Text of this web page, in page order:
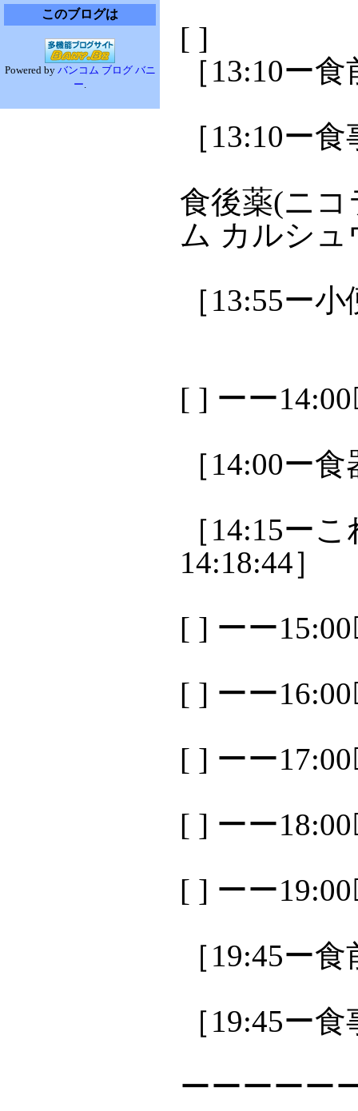
このブログは
Powered by バンコム ブログ バニ
ー.
[ ]
［13:10ー
［13:10ー
食後薬(ニ
ム カルシュ
［13:55ー
[ ] ーー
［14:00ー
［14:15ー
14:18:44］
[ ] ーー
[ ] ーー
[ ] ーー
[ ] ーー
[ ] ーー
［19:45ー
［19:45ー
ーーーーー